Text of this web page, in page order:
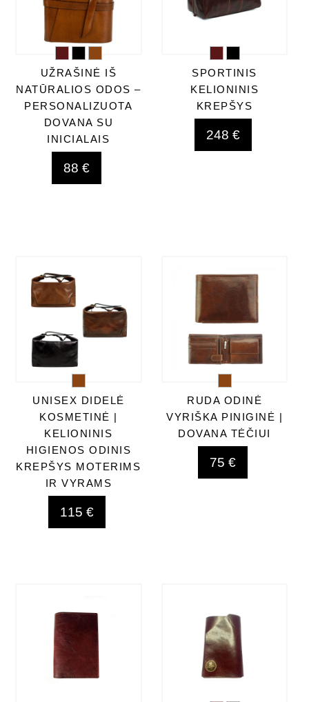
UŽRAŠINĖ IŠ
NATŪRALIOS ODOS –
PERSONALIZUOTA
DOVANA SU
INICIALAIS
88 €
SPORTINIS
KELIONINIS
KREPŠYS
248 €
UNISEX DIDELĖ
KOSMETINĖ |
KELIONINIS
HIGIENOS ODINIS
KREPŠYS MOTERIMS
IR VYRAMS
115 €
RUDA ODINĖ
VYRIŠKA PINIGINĖ |
DOVANA TĖČIUI
75 €